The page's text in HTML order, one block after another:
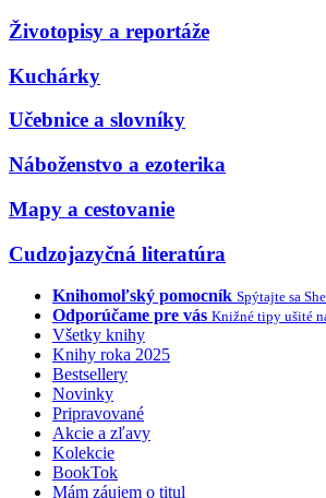
Životopisy a reportáže
Kuchárky
Učebnice a slovníky
Náboženstvo a ezoterika
Mapy a cestovanie
Cudzojazyčná literatúra
Knihomoľský pomocník Spýtajte sa
Odporúčame pre vás Knižné tipy ušité
Všetky knihy
Knihy roka 2025
Bestsellery
Novinky
Pripravované
Akcie a zľavy
Kolekcie
BookTok
Mám záujem o titul